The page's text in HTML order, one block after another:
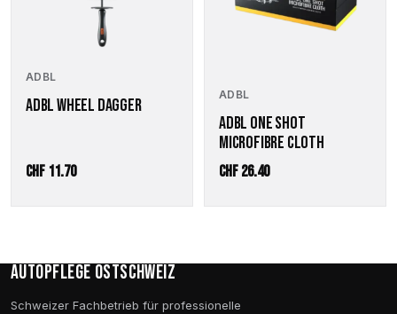
ADBL
ADBL WHEEL DAGGER
CHF 11.70
ADBL
ADBL ONE SHOT
MICROFIBRE CLOTH
CHF26.40
Autopflege Ostschweiz
Schweizer Fachbetrieb für professionelle